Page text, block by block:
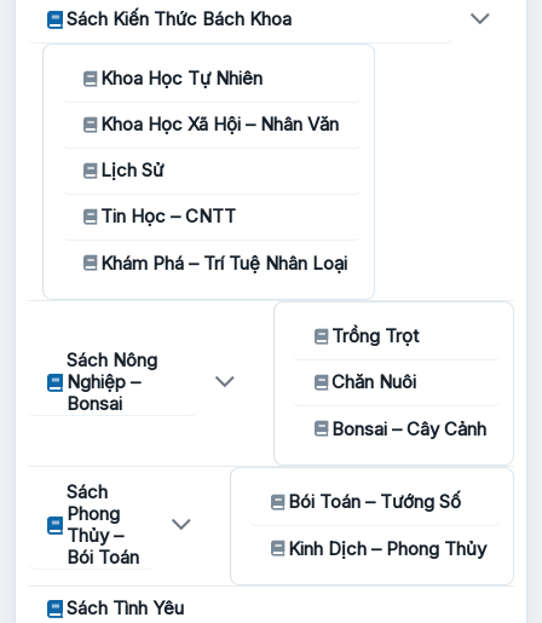
Sách Kiến Thức Bách Khoa
Khoa Học Tự Nhiên
Khoa Học Xã Hội – Nhân Văn
Lịch Sử
Tin Học – CNTT
Khám Phá – Trí Tuệ Nhân Loại
Sách Nông
Nghiệp –
Bonsai
Trồng Trọt
Chăn Nuôi
Bonsai – Cây Cảnh
Sách
Phong
Thủy –
Bói Toán
Bói Toán – Tướng Số
Kinh Dịch – Phong Thủy
Sách Tình Yêu